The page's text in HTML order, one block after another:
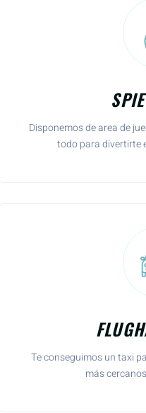
Disponemos de area de
todo para divertirte
Te conseguimos un taxi
más